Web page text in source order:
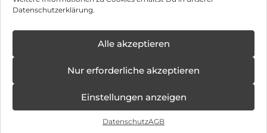
Datenschutzerklärung.
Alle akzeptieren
Nur erforderliche akzeptieren
Einstellungen anzeigen
DatenschutzAGB
Hinweis zur Batterieentsorgung
Newsletter
, Brodos AG – All Rights Reserved.